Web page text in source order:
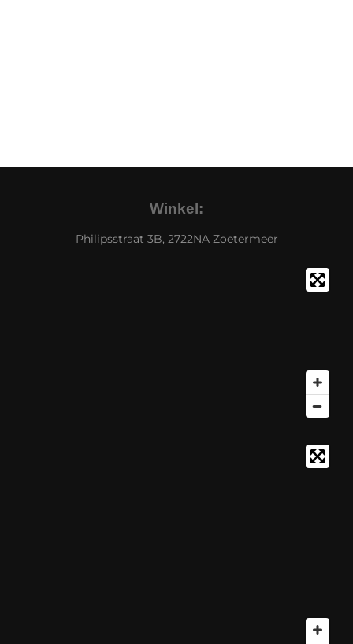
Winkel:
Philipsstraat 3B, 2722NA Zoetermeer